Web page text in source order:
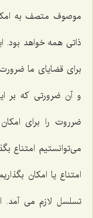
موصوف متصف به
ذاتى همه خواهد بود.
برای قضایاى ما
و آن ضرورتى كه بر
ضرروت را براى
مى‌توانستیم امتناع
امتناع یا امكان
تسلسل لازم مى